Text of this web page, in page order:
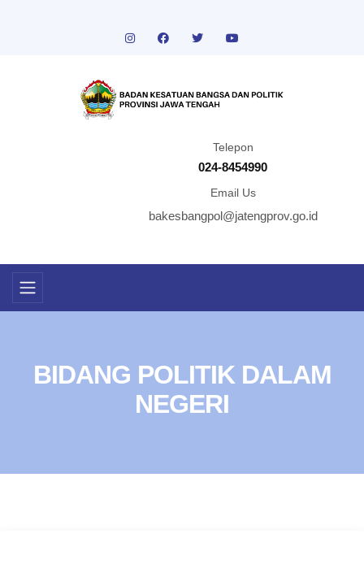
Telepon
024-8454990
Email Us
bakesbangpol@jatengprov.go.id
BIDANG POLITIK DALAM
NEGERI